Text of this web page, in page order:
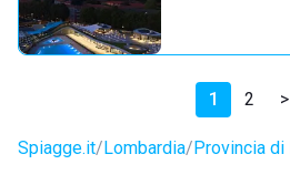
1 2 >
Spiagge.it Lombardia Provincia di